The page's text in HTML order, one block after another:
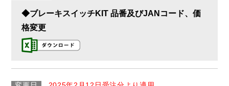
◆ブレーキスイッチKIT 品番及びJANコード、価
格変更